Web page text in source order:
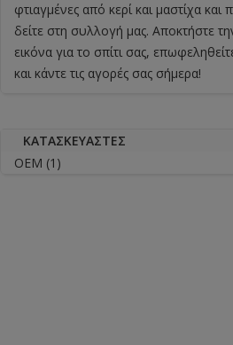
φτιαγμένες από κερί και μαστίχα
δείτε στη συλλογή μας. Αποκτήστε
εικόνα για το σπίτι σας,
και κάντε τις αγορές σας σήμερα!
ΚΑΤΑΣΚΕΥΑΣΤΈΣ
OEM (1)